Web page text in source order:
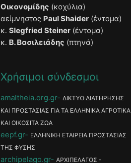
Οικονομίδης (κοχύλια)
αείμνηστος Paul Shaider (έντομα)
κ. Slegfried Steiner (έντομα)
κ. Β. Βασιλειάδης (πτηνά)
Χρήσιμοι σύνδεσμοι
amaltheia.org.gr
ΔΙΚΤΥΟ ΔΙΑΤΗΡΗΣΗΣ
ΚΑΙ ΠΡΟΣΤΑΣΙΑΣ ΓΙΑ ΤΑ ΕΛΛΗΝΙΚΑ ΑΓΡΟΤΙΚΑ
ΚΑΙ ΟΙΚΟΣΙΤΑ ΖΩΑ
eepf.gr
ΕΛΛΗΝΙΚΗ ΕΤΑΙΡΕΙΑ ΠΡΟΣΤΑΣΙΑΣ
ΤΗΣ ΦΥΣΗΣ
archipelago.gr ΑΡΧΙΠΕΛΑΓΟΣ -